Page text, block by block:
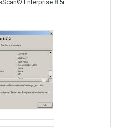
Enterprise 8.5i